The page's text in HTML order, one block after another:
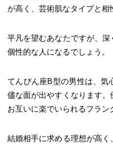
が高く、芸術肌なタイプと相
平凡を望むあなたですが、深
個性的な人になるでしょう。
てんびん座B型の男性は、気
儘な面が出やすくなります。
お互いに楽でいられるフラン
結婚相手に求める理想が高